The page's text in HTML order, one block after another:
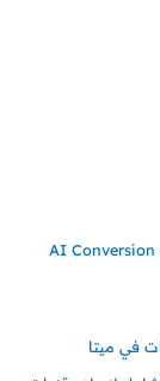
لماذا يفشل تحسين معدل التحويل (CRO) التقليدي؟ – AI Conversion
في ميتا